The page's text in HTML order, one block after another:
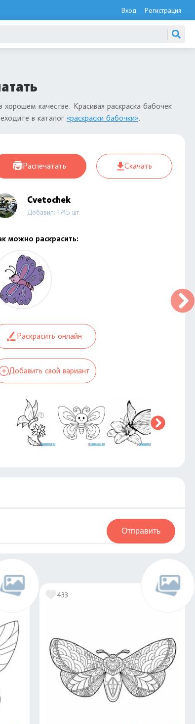
Вход Регистрация
хорошем качестве. Красивая раскраска бабочек
в каталог «раскраски бабочки».
Распечатать Скачать
Cvetochek
Добавил: 1745 шт.
можно раскрасить:
Раскрасить онлайн
Добавить свой вариант
Отправить
433